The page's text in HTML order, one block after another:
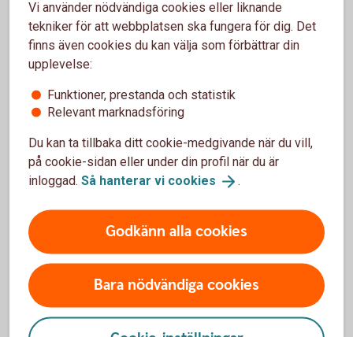
Father and son feeding the calves
Låna till skog- och lantbruksfastighet
Ska ni köpa en skogs- eller lantbruksfastighet? Bygga ny
du låna upp till 75 % av värdet på fastigheter, mark och
byggnader.
Skog- ochlantbrukslån
Låna till jordbruksfastighet ochskogsfastighet
Hållbar byggbransch
Vi använder nödvändiga cookies eller liknande
tekniker för att webbplatsen ska fungera för dig. Det
finns även cookies du kan välja som förbättrar din
upplevelse:
Funktioner, prestanda och statistik
Relevant marknadsföring
Du kan ta tillbaka ditt cookie-medgivande när du vill,
på cookie-sidan eller under din profil när du är
inloggad. Så hanterar vi cookies .
Godkänn alla cookies
Bara nödvändiga cookies